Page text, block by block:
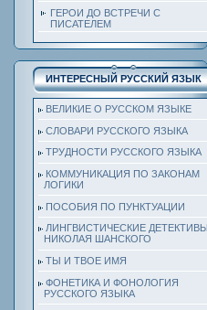
ГЕРОИ ДО ВСТРЕЧИ С
ПИСАТЕЛЕМ
ИНТЕРЕСНЫЙ РУССКИЙ ЯЗЫК
ВЕЛИКИЕ О РУССКОМ ЯЗЫКЕ
СЛОВАРИ РУССКОГО ЯЗЫКА
ТРУДНОСТИ РУССКОГО ЯЗЫКА
КОММУНИКАЦИЯ ПО ЗАКОНАМ
ЛОГИКИ
ПОСОБИЯ ПО ПУНКТУАЦИИ
ЛИНГВИСТИЧЕСКИЕ ДЕТЕКТИВЫ
НИКОЛАЯ ШАНСКОГО
ТЫ И ТВОЕ ИМЯ
ФОНЕТИКА И ФОНОЛОГИЯ
РУССКОГО ЯЗЫКА